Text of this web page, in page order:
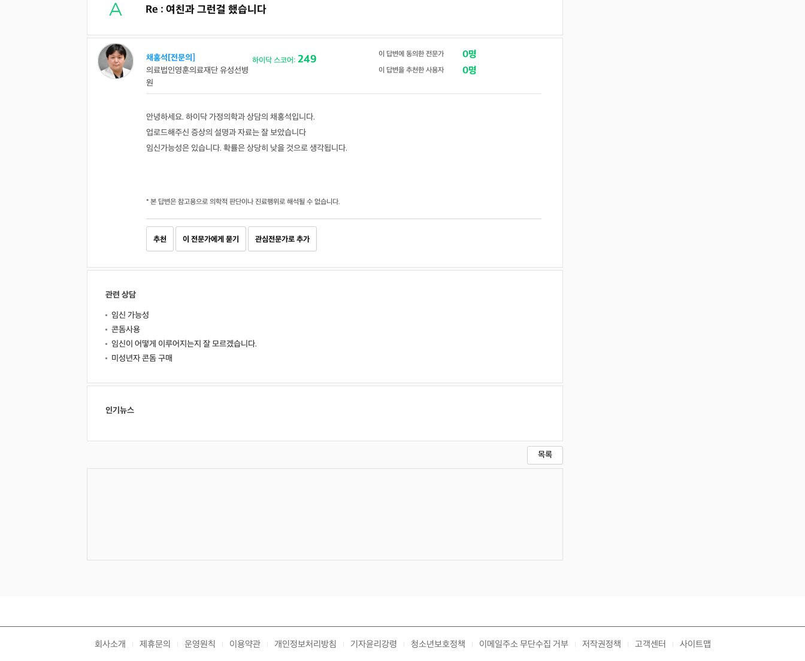
Re : 여친과 그런걸 했습니다
채홍석[전문의]
의료법인영훈의료재단 유성선병
원
하이닥 스코어: 249 이 답변에 동의한 전문가 0명
이 답변을 추천한 사용자 0명
안녕하세요. 하이닥 가정의학과 상담의 채홍석입니다.
업로드해주신 증상의 설명과 자료는 잘 보았습니다
임신가능성은 있습니다. 확률은 상당히 낮을 것으로 생각됩니다.
* 본 답변은 참고용으로 의학적 판단이나 진료행위로 해석될 수 없습니다.
추천 이 전문가에게 묻기 관심전문가로 추가
관련 상담
임신 가능성
콘돔사용
임신이 어떻게 이루어지는지 잘 모르겠습니다.
미성년자 콘돔 구매
인기뉴스
목록
회사소개 제휴문의 운영원칙 이용약관 개인정보처리방침 기자윤리강령 청소년보호정책 이메일주소 무단수집 거부 저작권정책 고객센터 사이트맵